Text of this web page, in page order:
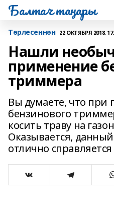
Балтач таңнары
Tөрлесеннән 22 ОКТЯБРЯ 2018,
Нашли
применение
триммера
Вы думаете, что
бензинового
косить траву на
Оказывается,
отлично